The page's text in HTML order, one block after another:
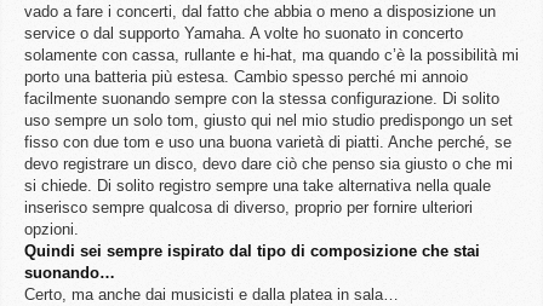
vado a fare i concerti, dal fatto che abbia o meno a disposizione un
service o dal supporto Yamaha. A volte ho suonato in concerto
solamente con cassa, rullante e hi-hat, ma quando c’è la possibilità mi
porto una batteria più estesa. Cambio spesso perché mi annoio
facilmente suonando sempre con la stessa configurazione. Di solito
uso sempre un solo tom, giusto qui nel mio studio predispongo un set
fisso con due tom e uso una buona varietà di piatti. Anche perché, se
devo registrare un disco, devo dare ciò che penso sia giusto o che mi
si chiede. Di solito registro sempre una take alternativa nella quale
inserisco sempre qualcosa di diverso, proprio per fornire ulteriori
opzioni.
Quindi sei sempre ispirato dal tipo di composizione che stai
suonando…
Certo, ma anche dai musicisti e dalla platea in sala…